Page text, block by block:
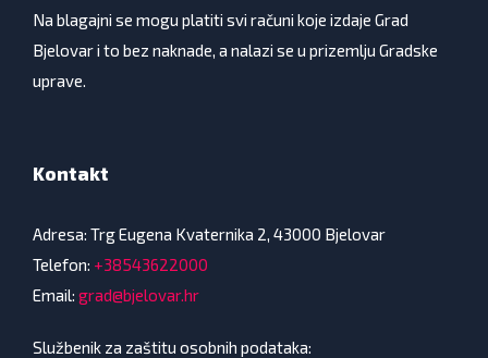
Na blagajni se mogu platiti svi računi koje izdaje Grad
Bjelovar i to bez naknade, a nalazi se u prizemlju Gradske
uprave.
Kontakt
Adresa: Trg Eugena Kvaternika 2, 43000 Bjelovar
Telefon: +38543622000
Email: grad@bjelovar.hr
Službenik za zaštitu osobnih podataka: